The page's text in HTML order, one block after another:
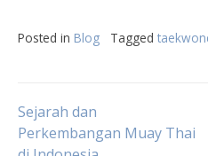
Posted in Blog Tagged
Post
Sejarah dan
Perkembangan Muay Thai